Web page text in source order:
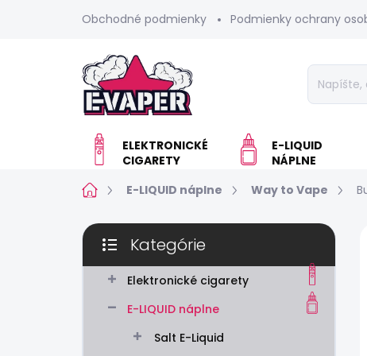
Obchodné podmienky Podmienky ochrany
ELEKTRONICKÉ
CIGARETY
E-LIQUID
NÁPLNE
DomovE-LIQUID náplne Way to Vape
B
č
Preskočiť
kategórie
Kategórie
Elektronické cigarety
E-LIQUID náplne
Salt E-Liquid